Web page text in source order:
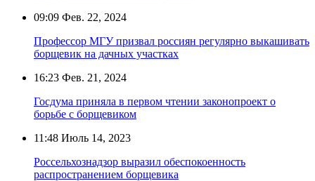
09:09 Фев. 22, 2024
Профессор МГУ призвал россиян регулярно выкашивать
борщевик на дачных участках
16:23 Фев. 21, 2024
Госдума приняла в первом чтении законопроект о
борьбе с борщевиком
11:48 Июль 14, 2023
Россельхознадзор выразил обеспокоенность
распространением борщевика